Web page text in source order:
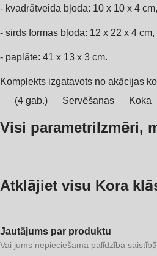
- kvadrātveida bļoda: 10 x 10 x 4 cm,
- sirds formas bļoda: 12 x 22 x 4 cm,
- paplāte: 41 x 13 x 3 cm.
Komplekts izgatavots no akācijas
(4 gab.)
Servēšanas Koka
Visi parametriIzmēri,
Atklājiet visu Kora
Jautājums par produktu
Vai jums nepieciešama palīdzība